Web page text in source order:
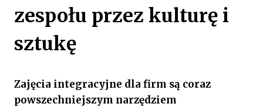
zespołu przez kulturę i
sztukę
Zajęcia integracyjne dla firm są coraz
powszechniejszym narzędziem